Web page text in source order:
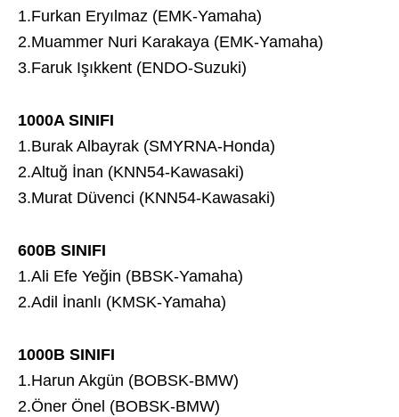
1.Furkan Eryılmaz (EMK-Yamaha)
2.Muammer Nuri Karakaya (EMK-Yamaha)
3.Faruk Işıkkent (ENDO-Suzuki)
1000A SINIFI
1.Burak Albayrak (SMYRNA-Honda)
2.Altuğ İnan (KNN54-Kawasaki)
3.Murat Düvenci (KNN54-Kawasaki)
600B SINIFI
1.Ali Efe Yeğin (BBSK-Yamaha)
2.Adil İnanlı (KMSK-Yamaha)
1000B SINIFI
1.Harun Akgün (BOBSK-BMW)
2.Öner Önel (BOBSK-BMW)